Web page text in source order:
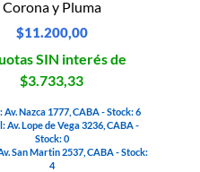
Corona y Pluma
$11.200,00
SIN interés de
$3.733,33
Av. Nazca 1777, CABA - Stock: 6
Av. Lope de Vega 3236, CABA -
Stock: 0
San Martin 2537, CABA - Stock:
4